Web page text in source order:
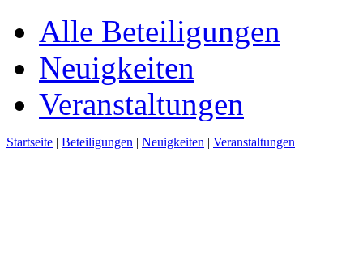
Alle Beteiligungen
Neuigkeiten
Veranstaltungen
Startseite | Beteiligungen | Neuigkeiten | Veranstaltungen